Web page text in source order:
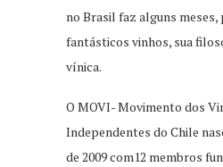
no Brasil faz alguns meses,
fantásticos vinhos, sua
vínica.
O MOVI- Movimento dos
Independentes do Chile
de 2009 com12 membros